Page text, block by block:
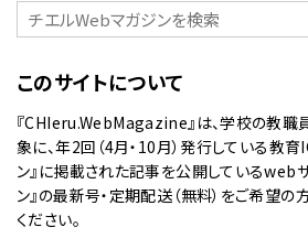
このサイトについて
『CHIeru.WebMagazine』は、学校の教職
象に、年2回（4月・10月）発行している教
ン』に掲載された記事を公開しているwebサ
ン』の最新号・定期配送（無料）をご希望の
ください。